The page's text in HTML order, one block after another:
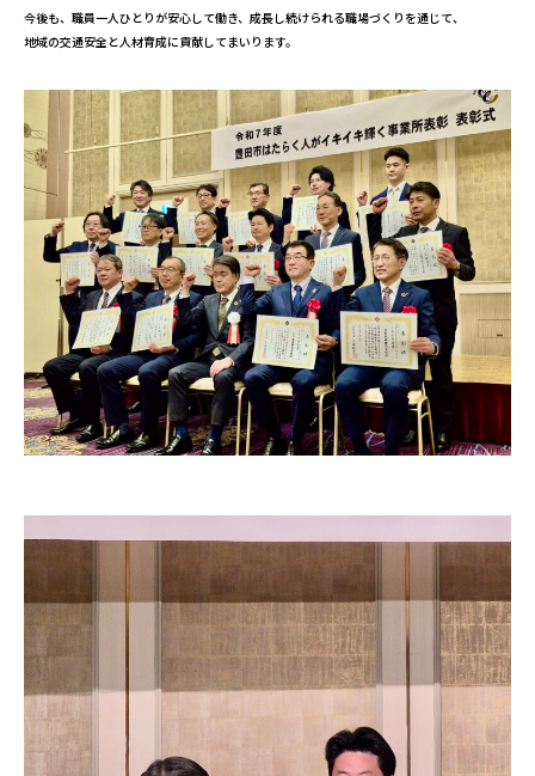
今後も、職員一人ひとりが安心して働き、成長し続けられる職場づくりを通じて、
地域の交通安全と人材育成に貢献してまいります。